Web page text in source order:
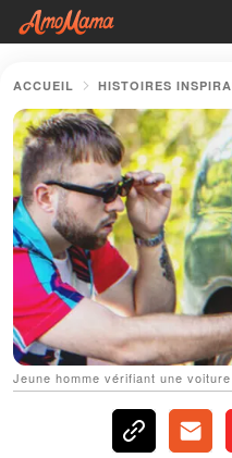
ACCUEIL HISTOIRES
Jeune homme vérifiant une